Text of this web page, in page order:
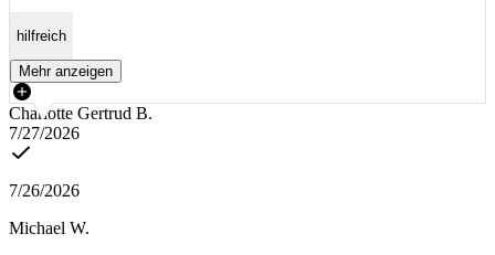
hilfreich
Mehr anzeigen
Charlotte Gertrud B.
7/27/2026
7/26/2026
Michael W.